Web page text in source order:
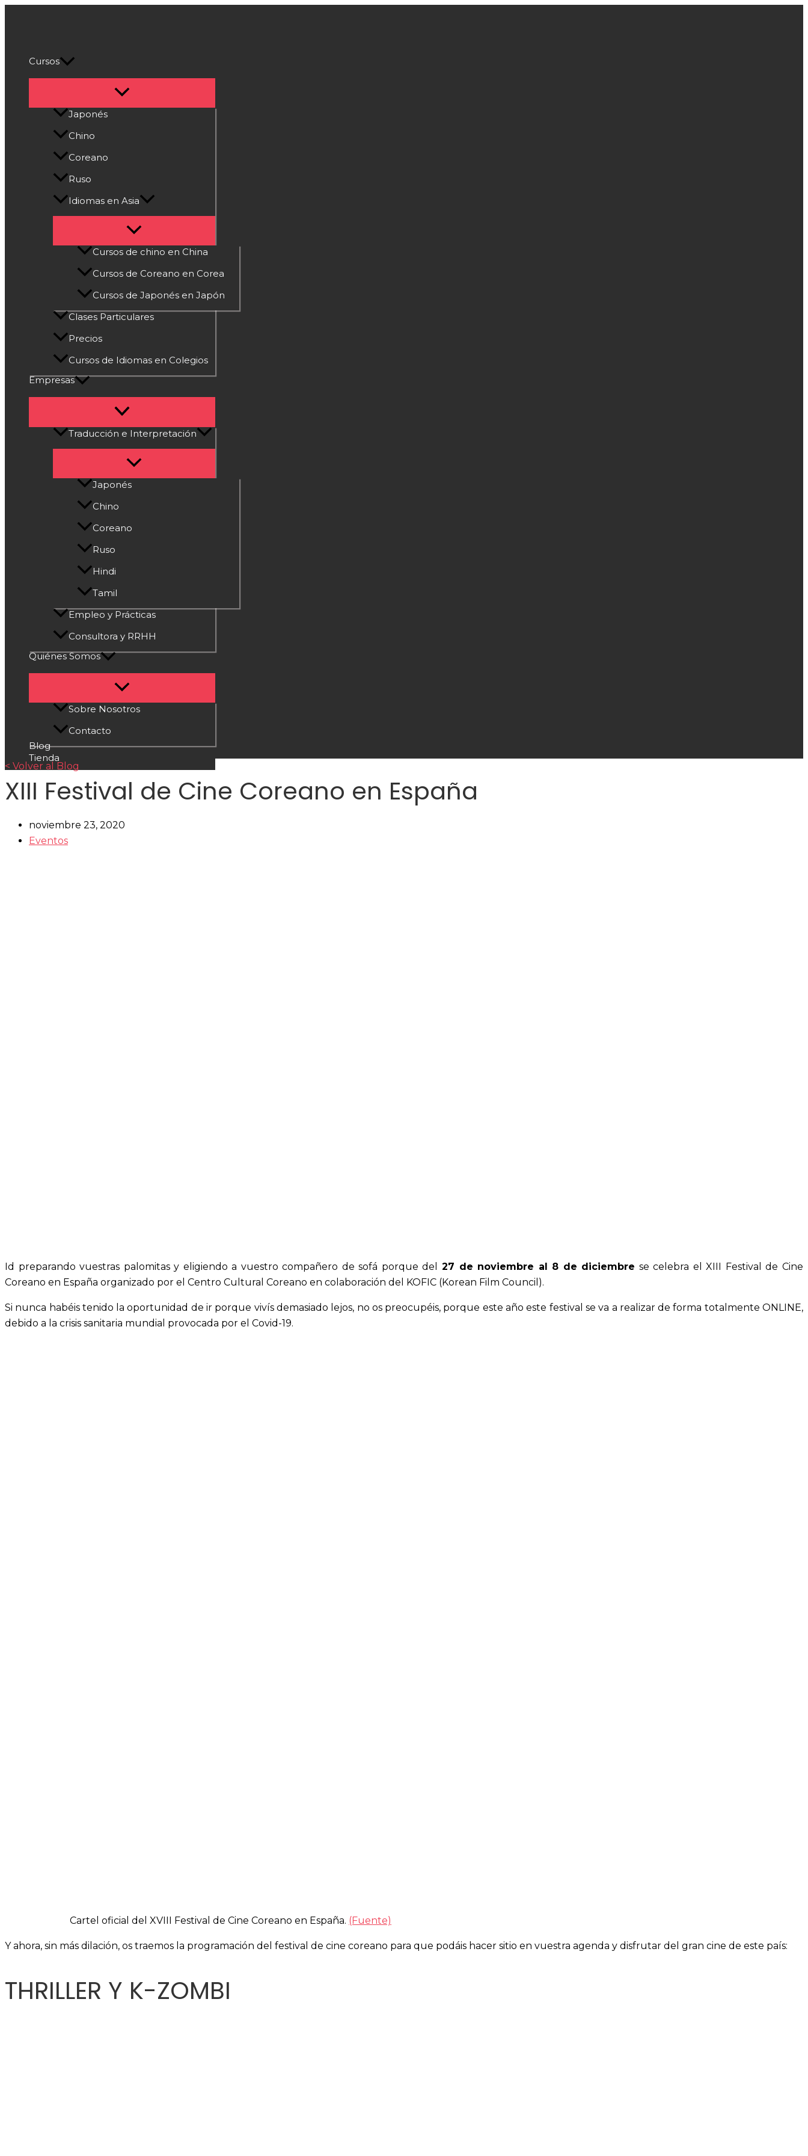
Ir
Cursos
Alternar
Japonés
Chino
Coreano
Ruso
Idiomas en Asia
Alternar
Cursos de chino en China
Cursos de Coreano en Corea
Cursos de Japonés en Japón
Clases Particulares
Precios
Cursos de Idiomas en Colegios
Empresas
Alternar
Traducción e Interpretación
Alternar
Japonés
Chino
Coreano
Ruso
Hindi
Tamil
Empleo y Prácticas
Consultora y RRHH
Quiénes Somos
Alternar
Sobre Nosotros
Contacto
Blog
Tienda
< Volver al Blog
XIII Festival de Cine Coreano en España
noviembre 23, 2020
Eventos
Id preparando vuestras palomitas y eligiendo a vuestro compañero de sofá porque del 27 de noviembre al 8 de diciembre se celebra el XIII Festival de Cine
Coreano en España organizado por el Centro Cultural Coreano en colaboración del KOFIC (Korean Film Council).
Si nunca habéis tenido la oportunidad de ir porque vivís demasiado lejos, no os preocupéis, porque este año este festival se va a realizar de forma totalmente ONLINE,
debido a la crisis sanitaria mundial provocada por el Covid-19.
Cartel oficial del XVIII Festival de Cine Coreano en España. (Fuente)
Y ahora, sin más dilación, os traemos la programación del festival de cine coreano para que podáis hacer sitio en vuestra agenda y disfrutar del gran cine de este país:
THRILLER Y K-ZOMBI